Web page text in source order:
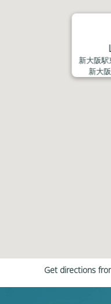
新大阪
新大
Get directions